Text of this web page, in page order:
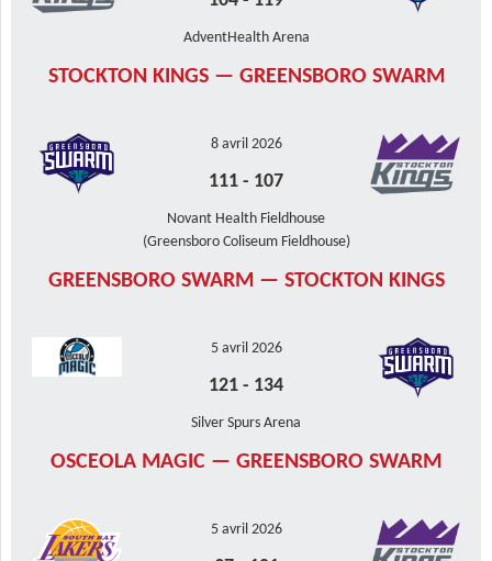
AdventHealth Arena
STOCKTON KINGS — GREENSBORO SWARM
8 avril 2026
111 - 107
Novant Health Fieldhouse
(Greensboro Coliseum Fieldhouse)
GREENSBORO SWARM — STOCKTON KINGS
5 avril 2026
121 - 134
Silver Spurs Arena
OSCEOLA MAGIC — GREENSBORO SWARM
5 avril 2026